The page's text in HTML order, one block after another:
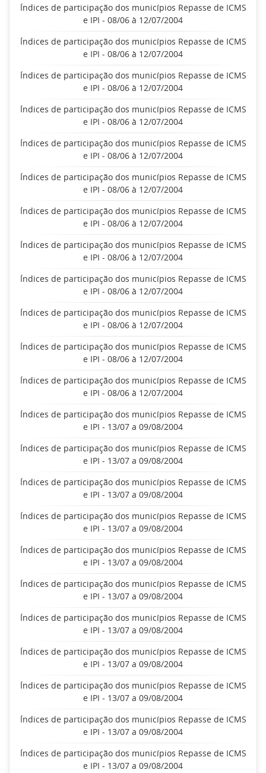
Índices de participação dos municípios Repasse de ICMS
e IPI - 08/06 à 12/07/2004
Índices de participação dos municípios Repasse de ICMS
e IPI - 08/06 à 12/07/2004
Índices de participação dos municípios Repasse de ICMS
e IPI - 08/06 à 12/07/2004
Índices de participação dos municípios Repasse de ICMS
e IPI - 08/06 à 12/07/2004
Índices de participação dos municípios Repasse de ICMS
e IPI - 08/06 à 12/07/2004
Índices de participação dos municípios Repasse de ICMS
e IPI - 08/06 à 12/07/2004
Índices de participação dos municípios Repasse de ICMS
e IPI - 08/06 à 12/07/2004
Índices de participação dos municípios Repasse de ICMS
e IPI - 08/06 à 12/07/2004
Índices de participação dos municípios Repasse de ICMS
e IPI - 08/06 à 12/07/2004
Índices de participação dos municípios Repasse de ICMS
e IPI - 08/06 à 12/07/2004
Índices de participação dos municípios Repasse de ICMS
e IPI - 08/06 à 12/07/2004
Índices de participação dos municípios Repasse de ICMS
e IPI - 08/06 à 12/07/2004
Índices de participação dos municípios Repasse de ICMS
e IPI - 13/07 a 09/08/2004
Índices de participação dos municípios Repasse de ICMS
e IPI - 13/07 a 09/08/2004
Índices de participação dos municípios Repasse de ICMS
e IPI - 13/07 a 09/08/2004
Índices de participação dos municípios Repasse de ICMS
e IPI - 13/07 a 09/08/2004
Índices de participação dos municípios Repasse de ICMS
e IPI - 13/07 a 09/08/2004
Índices de participação dos municípios Repasse de ICMS
e IPI - 13/07 a 09/08/2004
Índices de participação dos municípios Repasse de ICMS
e IPI - 13/07 a 09/08/2004
Índices de participação dos municípios Repasse de ICMS
e IPI - 13/07 a 09/08/2004
Índices de participação dos municípios Repasse de ICMS
e IPI - 13/07 a 09/08/2004
Índices de participação dos municípios Repasse de ICMS
e IPI - 13/07 a 09/08/2004
Índices de participação dos municípios Repasse de ICMS
e IPI - 13/07 a 09/08/2004